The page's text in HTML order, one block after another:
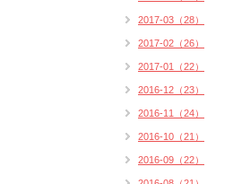
2017-03（28）
2017-02（26）
2017-01（22）
2016-12（23）
2016-11（24）
2016-10（21）
2016-09（22）